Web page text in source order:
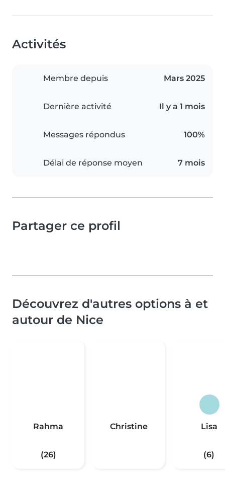
Activités
Membre depuis Mars 2025
Dernière activité Il y a 1 mois
Messages répondus 100%
Délai de réponse moyen 7 mois
Partager ce profil
Découvrez d'autres options à et
autour de Nice
Rahma
(26)
Christine Lisa
(6)